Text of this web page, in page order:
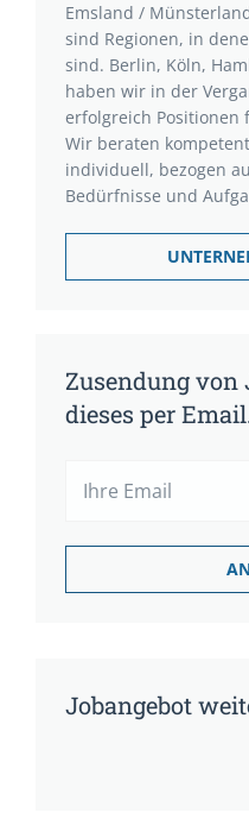
Emsland /
sind Regionen, in
sind. Berlin, Köln,
haben wir in der
erfolgreich Positionen
Wir beraten
individuell, bezogen
Bedürfnisse und
Zusendung von
dieses per
Jobangebot